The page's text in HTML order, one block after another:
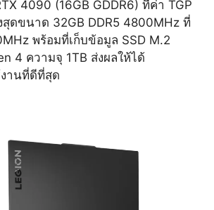
4090 (16GB GDDR6) ที่ค่า TGP
สุดขนาด 32GB DDR5 4800MHz ที่
พร้อมที่เก็บข้อมูล SSD M.2
4 ความจุ 1TB ส่งผลให้ได้
านที่ดีที่สุด